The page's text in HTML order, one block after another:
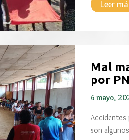
Leer
Mal
por
6 mayo,
Accidentes
son